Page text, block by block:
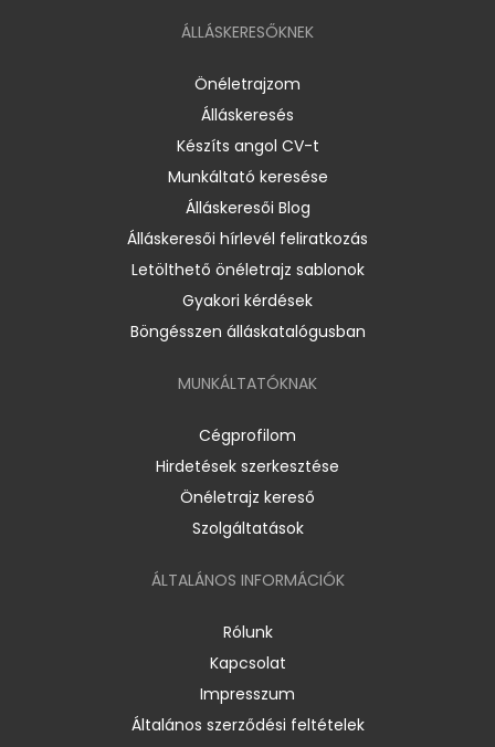
ÁLLÁSKERESŐKNEK
Önéletrajzom
Álláskeresés
Készíts angol CV-t
Munkáltató keresése
Álláskeresői Blog
Álláskeresői hírlevél feliratkozás
Letölthető önéletrajz sablonok
Gyakori kérdések
Böngésszen álláskatalógusban
MUNKÁLTATÓKNAK
Cégprofilom
Hirdetések szerkesztése
Önéletrajz kereső
Szolgáltatások
ÁLTALÁNOS INFORMÁCIÓK
Rólunk
Kapcsolat
Impresszum
Általános szerződési feltételek